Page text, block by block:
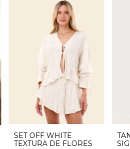
SET OFF WHITE
TEXTURA DE FLORES